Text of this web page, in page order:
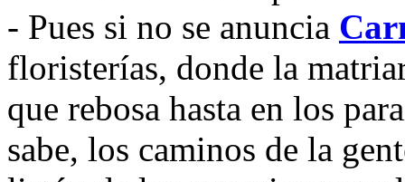
- Pues si no se anuncia
floristerías, donde la
que rebosa hasta en los
sabe, los caminos de la